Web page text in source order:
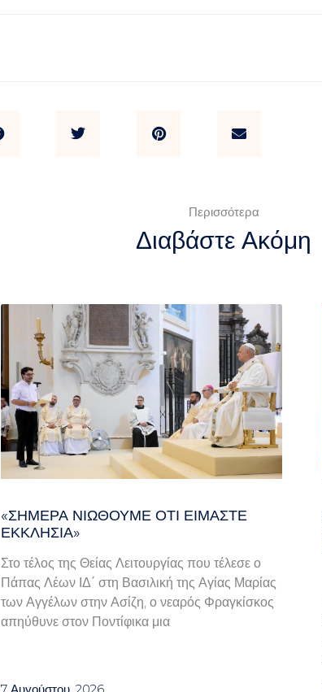
Περισσότερα
Διαβάστε Ακόμη
«ΣΉΜΕΡΑ ΝΙΏΘΟΥΜΕ ΌΤΙ ΕΊΜΑΣΤΕ
ΕΚΚΛΗΣΊΑ»
Στο τέλος της Θείας Λειτουργίας που τέλεσε ο
Πάπας Λέων ΙΔ΄ στη Βασιλική της Αγίας Μαρίας
των Αγγέλων στην Ασίζη, ο νεαρός Φραγκίσκος
απηύθυνε στον Ποντίφικα μια